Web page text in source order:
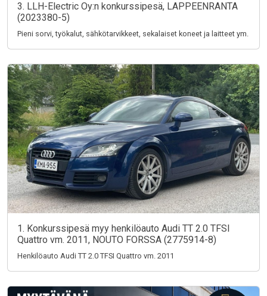
3. LLH-Electric Oy:n konkurssipesä, LAPPEENRANTA
(2023380-5)
Pieni sorvi, työkalut, sähkötarvikkeet, sekalaiset koneet ja laitteet ym.
1. Konkurssipesä myy henkilöauto Audi TT 2.0 TFSI
Quattro vm. 2011, NOUTO FORSSA (2775914-8)
Henkilöauto Audi TT 2.0 TFSI Quattro vm. 2011